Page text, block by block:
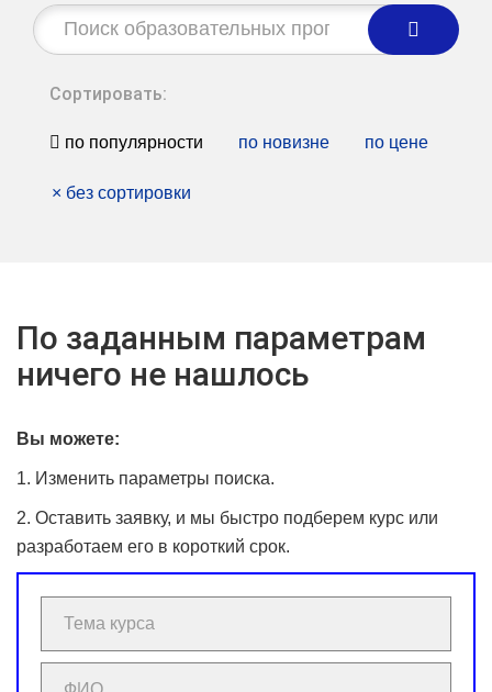
Строка
поиска:
Сортировать:
по популярности по новизне по цене
× без сортировки
По заданным параметрам
ничего не нашлось
Вы можете:
1. Изменить параметры поиска.
2. Оставить заявку, и мы быстро подберем курс или
разработаем его в короткий срок.